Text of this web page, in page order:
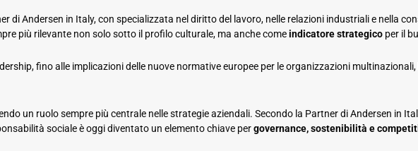
di Andersen in Italy, con specializzata nel diritto del lavoro, nelle relazioni industriali e nella
più rilevante non solo sotto il profilo culturale, ma anche comeindicatore strategico per il
fino alle implicazioni delle nuove normative europee per le organizzazioni multinazionali,
un ruolo sempre più centrale nelle strategie aziendali. Secondo la Partner di Andersen in
sociale è oggi diventato un elemento chiave pergovernance, sostenibilità e